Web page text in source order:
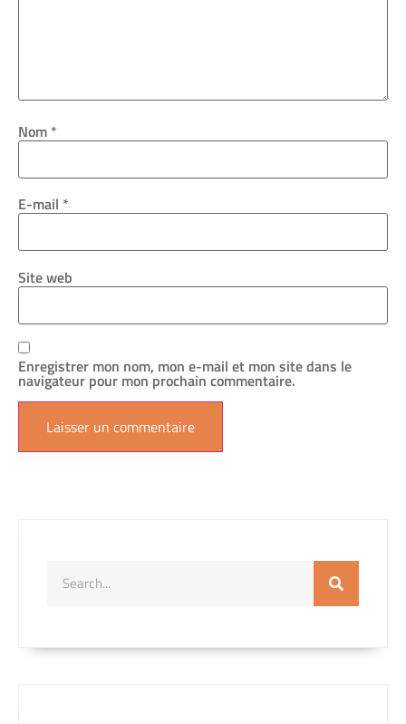
Nom *
E-mail *
Site web
Enregistrer mon nom, mon e-mail et mon site dans le
navigateur pour mon prochain commentaire.